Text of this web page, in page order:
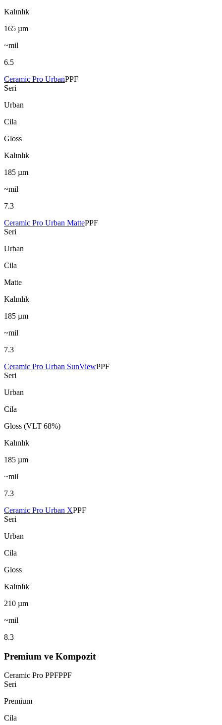
Kalınlık
165 µm
~mil
6.5
Ceramic Pro UrbanPPF
Seri
Urban
Cila
Gloss
Kalınlık
185 µm
~mil
7.3
Ceramic Pro Urban MattePPF
Seri
Urban
Cila
Matte
Kalınlık
185 µm
~mil
7.3
Ceramic Pro Urban SunViewPPF
Seri
Urban
Cila
Gloss (VLT 68%)
Kalınlık
185 µm
~mil
7.3
Ceramic Pro Urban XPPF
Seri
Urban
Cila
Gloss
Kalınlık
210 µm
~mil
8.3
Premium ve Kompozit
Ceramic Pro PPFPPF
Seri
Premium
Cila